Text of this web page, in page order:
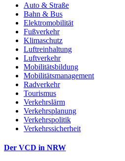
Auto & Straße
Bahn & Bus
Elektromobilität
Fußverkehr
Klimaschutz
Luftreinhaltung
Luftverkehr
Mobilitätsbildung
Mobilitätsmanagement
Radverkehr
Tourismus
Verkehrslärm
Verkehrsplanung
Verkehrspolitik
Verkehrssicherheit
Der VCD in NRW